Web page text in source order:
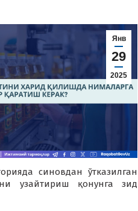
Янв
29
2025
синовдан ўтказилган
узайтириш қонунга зид